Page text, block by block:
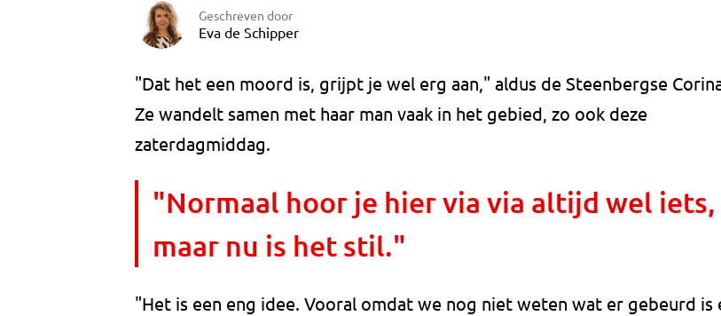
Geschreven door
Eva de Schipper
"Dat het een moord is, grijpt je wel erg aan," aldus de Steenbergse
Ze wandelt samen met haar man vaak in het gebied, zo ook deze
zaterdagmiddag.
"Normaal hoor je hier via via altijd wel iets,
maar nu is het stil."
"Het is een eng idee. Vooral omdat we nog niet weten wat er gebeurd is